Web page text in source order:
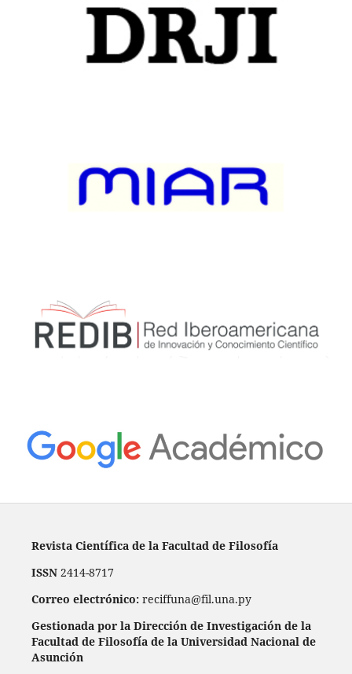
Revista Científica de la Facultad de Filosofía
ISSN2414-8717
Correo electrónico: reciffuna@fil.una.py
Gestionada por la Dirección de Investigación de la
Facultad de Filosofía de la Universidad Nacional de
Asunción